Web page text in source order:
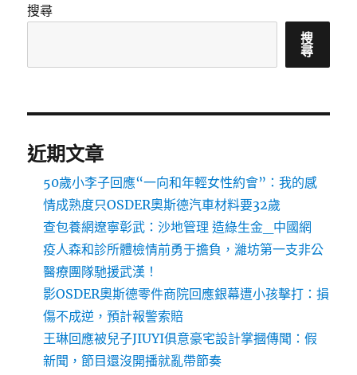
搜尋
搜
尋
近期文章
50歲小李子回應“一向和年輕女性約會”：我的感
情成熟度只OSDER奧斯德汽車材料要32歲
查包養網遼寧彰武：沙地管理 造綠生金_中國網
疫人森和診所體檢情前勇于擔負，濰坊第一支非公
醫療團隊馳援武漢！
影OSDER奧斯德零件商院回應銀幕遭小孩擊打：損
傷不成逆，預計報警索賠
王琳回應被兒子JIUYI俱意豪宅設計掌摑傳聞：假
新聞，節目還沒開播就亂帶節奏